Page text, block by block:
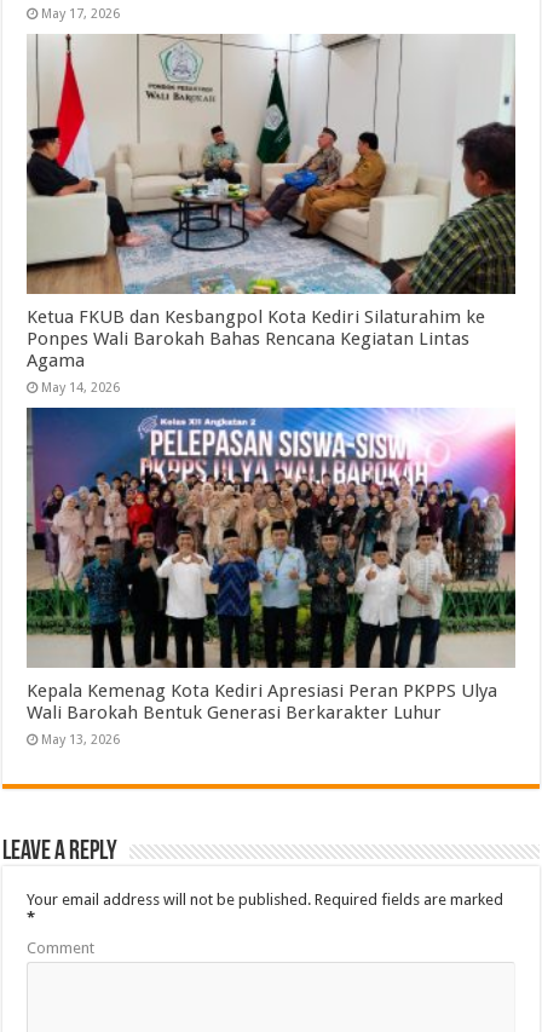
May 17, 2026
Ketua FKUB dan Kesbangpol Kota Kediri Silaturahim ke
Ponpes Wali Barokah Bahas Rencana Kegiatan Lintas
Agama
May 14, 2026
Kepala Kemenag Kota Kediri Apresiasi Peran PKPPS Ulya
Wali Barokah Bentuk Generasi Berkarakter Luhur
May 13, 2026
Leave a Reply
Your email address will not be published. Required fields are marked
*
Comment